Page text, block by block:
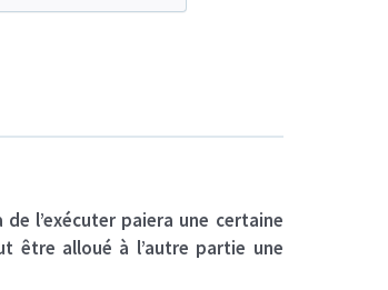
l’exécuter paiera une certaine
être alloué à l’autre partie une